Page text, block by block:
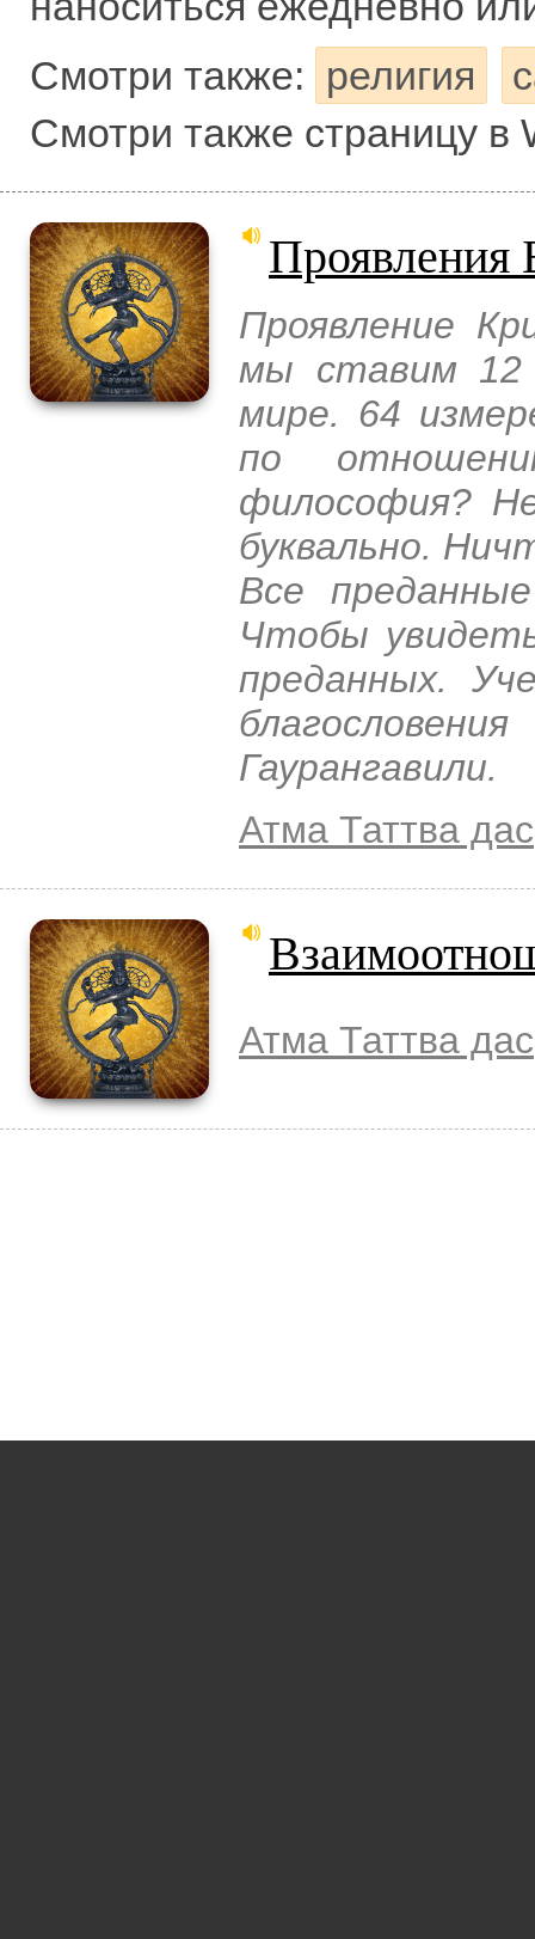
Смотри также: религия
Смотри также страницу в
Проявления
Проявление
мы ставим 12
мире. 64
по
философия?
буквально.
Все
Чтобы
преданных.
Гаурангавили.
Атма Таттва дас
Атма Таттва дас